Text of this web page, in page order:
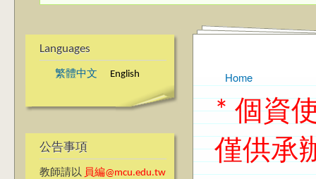
Languages
繁體中文 English
公告事項
教師請以 員編@mcu.edu.tw
You are here
Home
* 個資
僅供承